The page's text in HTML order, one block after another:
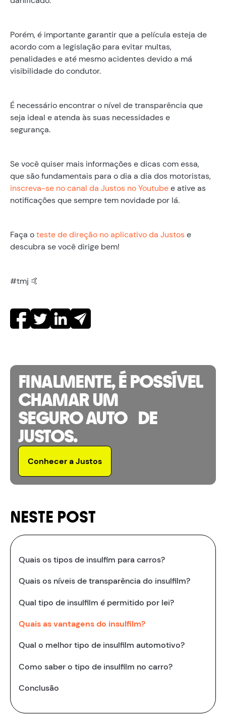
Porém, é importante garantir que a película esteja de
acordo com a legislação para evitar multas,
penalidades e até mesmo acidentes devido a má
visibilidade do condutor.
É necessário encontrar o nível de transparência que
seja ideal e atenda às suas necessidades e
segurança.
Se você quiser mais informações e dicas com essa,
que são fundamentais para o dia a dia dos motoristas,
inscreva-se no canal da Justos no Youtubee ative as
notificações que sempre tem novidade por lá.
Faça oteste de direção no aplicativo da Justose
descubra se você dirige bem!
#tmj 🤙
FINALMENTE, É POSSÍVEL
CHAMAR UM
SEGURO AUTO DE
JUSTOS.
Conhecer a Justos
NESTE POST
Quais os tipos de insulfim para carros?
Quais os níveis de transparência do insulfilm?
Qual tipo de insulfilm é permitido por lei?
Quais as vantagens do insulfilm?
Qual o melhor tipo de insulfilm automotivo?
Como saber o tipo de insulfilm no carro?
Conclusão